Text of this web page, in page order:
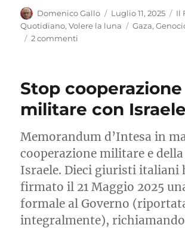
Autore
Domenico Gallo
Pubblicato
il
Luglio 11, 2025
Il
Quotidiano,Volere la luna Tag
Gaza,
2 commenti
Gaza..attraversando
l’inferno
Stop cooperazione
militare con Israele
Memorandum d’Intesa in
cooperazione militare e
Israele. Dieci giuristi italiani
firmato il 21 Maggio 2025
formale al Governo
integralmente),